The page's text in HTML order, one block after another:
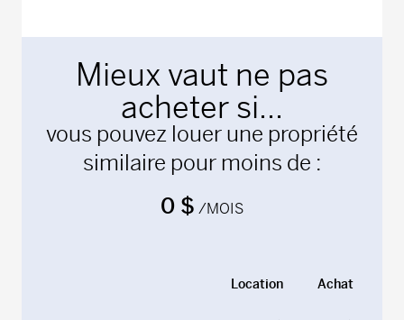
Mieux vaut ne pas
acheter si...
vous pouvez louer une propriété
similaire pour moins de :
0 $ /MOIS
Location Achat